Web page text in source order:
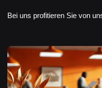
Bei uns profitieren Sie von